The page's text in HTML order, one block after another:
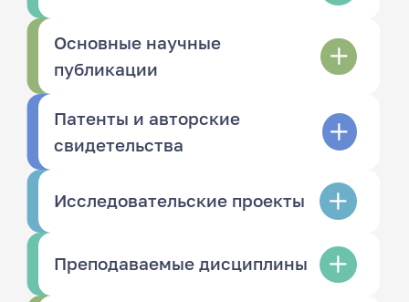
Основные научные
публикации
Патенты и авторские
свидетельства
Исследовательские проекты
Преподаваемые дисциплины